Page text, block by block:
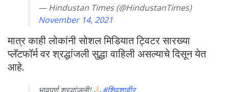
— Hindustan Times (@HindustanTimes)
November 14, 2021
मात्र काही लोकांनी सोशल मिडियात ट्विटर सारख्या
प्लॅटफॉर्म वर श्रद्धांजली सुद्धा वाहिली असल्याचे दिसून येत
आहे.